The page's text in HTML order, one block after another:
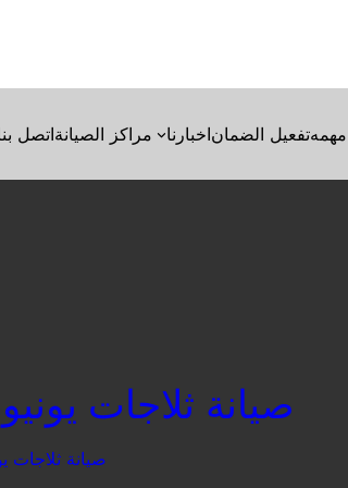
اتصلمراكز الصيانة اخبارناتفعيل الضمان
صيانة ثلاجات يونيون اير
صيانة ثلاجات